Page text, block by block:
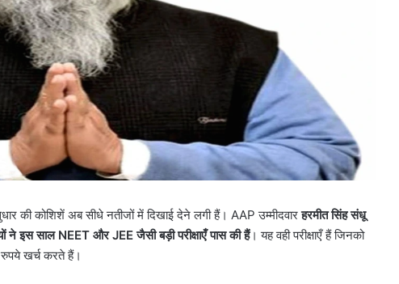
की कोशिशें अब सीधे नतीजों में दिखाई देने लगी हैं। AAP उम्मीदवारहरमीत सिंह संधू
ने इस साल NEET औरJEEजैसी बड़ी परीक्षाएँ पास की हैं। यह वही परीक्षाएँ हैं जिनको
खर्च करते हैं।